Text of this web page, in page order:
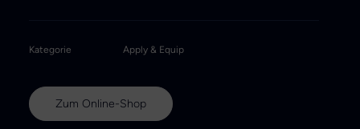
Kategorie Apply & Equip
Zum Online-Shop